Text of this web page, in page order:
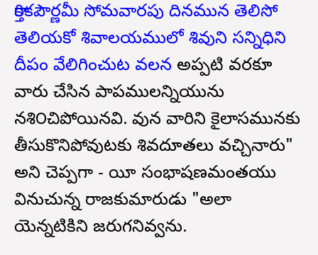
కార్తికపౌర్ణమీ సోమవారపు దినమున తెలిసో
తెలియకో శివాలయములో శివుని సన్నిధిని
దీపం వేలిగించుట వలన అప్పటి వరకూ
వారు చేసిన పాపములన్నియును
నశి౦చిపోయినవి. కావున వారిని కైలాసమునకు
తీసుకొనిపోవుటకు శివదూతలు వచ్చినారు"
అని చెప్పగా - యీ సంభాషణమంతయు
వినుచున్న రాజకుమారుడు "అలా
యెన్నటికిని జరుగనివ్వను.